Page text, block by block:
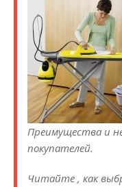
Преимущества и
покупателей.
Читайте , как